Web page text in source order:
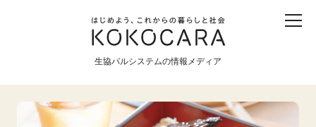
生協パルシステムの情報メディア
産直 食育 食べる 震災